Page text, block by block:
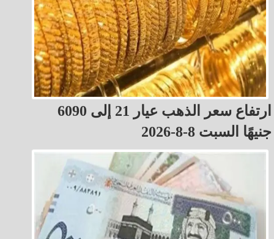
ارتفاع سعر الذهب عيار 21 إلى 6090
جنيهًا السبت 8-8-2026